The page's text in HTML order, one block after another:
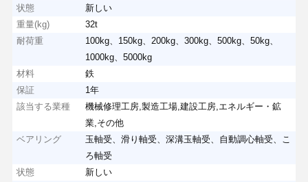
状態
新しい
重量(kg)
32t
耐荷重
100kg、150kg、200kg、300kg、500kg、50kg、
1000kg、5000kg
材料
鉄
保証
1年
該当する業種
機械修理工房,製造工場,建設工房,エネルギー・鉱
業,その他
ベアリング
玉軸受、滑り軸受、深溝玉軸受、自動調心軸受、こ
ろ軸受
状態
新しい